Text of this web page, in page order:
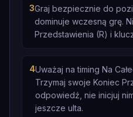
3Graj bezpiecznie do
dominuje wczesną grę.
Przedstawienia (R) i
4Uważaj na timing Na
Trzymaj swoje Koniec
odpowiedź, nie inicjuj
jeszcze ulta.